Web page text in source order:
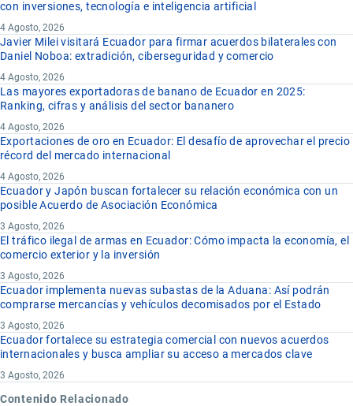
con inversiones, tecnología e inteligencia artificial
4 Agosto, 2026
Javier Milei visitará Ecuador para firmar acuerdos bilaterales con
Daniel Noboa: extradición, ciberseguridad y comercio
4 Agosto, 2026
Las mayores exportadoras de banano de Ecuador en 2025:
Ranking, cifras y análisis del sector bananero
4 Agosto, 2026
Exportaciones de oro en Ecuador: El desafío de aprovechar el precio
récord del mercado internacional
4 Agosto, 2026
Ecuador y Japón buscan fortalecer su relación económica con un
posible Acuerdo de Asociación Económica
3 Agosto, 2026
El tráfico ilegal de armas en Ecuador: Cómo impacta la economía, el
comercio exterior y la inversión
3 Agosto, 2026
Ecuador implementa nuevas subastas de la Aduana: Así podrán
comprarse mercancías y vehículos decomisados por el Estado
3 Agosto, 2026
Ecuador fortalece su estrategia comercial con nuevos acuerdos
internacionales y busca ampliar su acceso a mercados clave
3 Agosto, 2026
Contenido Relacionado